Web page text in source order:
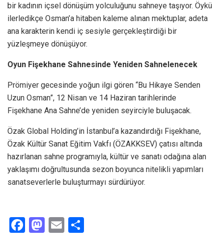
bir kadının içsel dönüşüm yolculuğunu sahneye taşıyor. Öykü
ilerledikçe Osman’a hitaben kaleme alınan mektuplar, adeta
ana karakterin kendi iç sesiyle gerçekleştirdiği bir
yüzleşmeye dönüşüyor.
Oyun Fişekhane Sahnesinde Yeniden Sahnelenecek
Prömiyer gecesinde yoğun ilgi gören “Bu Hikaye Senden
Uzun Osman”, 12 Nisan ve 14 Haziran tarihlerinde
Fişekhane Ana Sahne’de yeniden seyirciyle buluşacak.
Özak Global Holding’in İstanbul’a kazandırdığı Fişekhane,
Özak Kültür Sanat Eğitim Vakfı (ÖZAKKSEV) çatısı altında
hazırlanan sahne programıyla, kültür ve sanatı odağına alan
yaklaşımı doğrultusunda sezon boyunca nitelikli yapımları
sanatseverlerle buluşturmayı sürdürüyor.
F
M E